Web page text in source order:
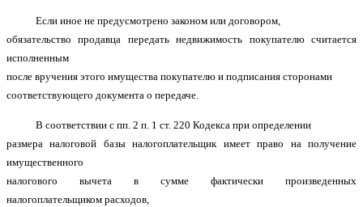
Если иное не предусмотрено законом или договором,
обязательство продавца передать недвижимость покупателю считается
исполненным
после вручения этого имущества покупателю и подписания сторонами
соответствующего документа о передаче.
В соответствии с пп. 2 п. 1 ст. 220 Кодекса при определении
размера налоговой базы налогоплательщик имеет право на получение
имущественного
налогового вычета в сумме фактически произведенных
налогоплательщиком расходов,